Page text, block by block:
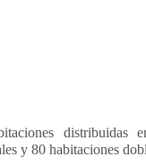
distribuidas
y 80 habitaciones